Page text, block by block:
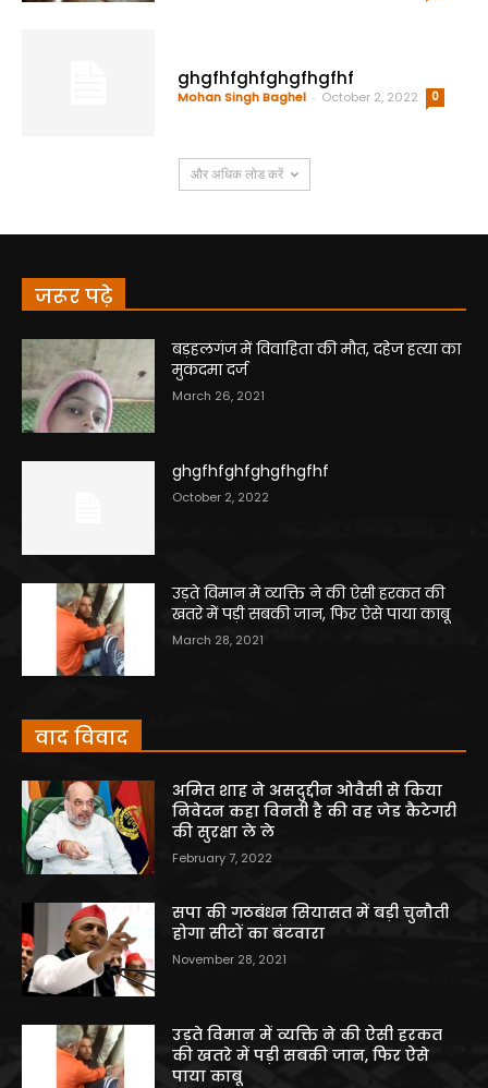
ghgfhfghfghgfhgfhf
Mohan Singh Baghel - October 2, 2022 0
और अधिक लोड करें
जरूर पढ़े
बड़हलगंज में विवाहिता की मौत, दहेज हत्या का
मुकदमा दर्ज
March 26, 2021
ghgfhfghfghgfhgfhf
October 2, 2022
उड़ते विमान में व्यक्ति ने की ऐसी हरकत की
खतरे में पड़ी सबकी जान, फिर ऐसे पाया काबू
March 28, 2021
वाद विवाद
अमित शाह ने असदुद्दीन ओवैसी से किया
निवेदन कहा विनती है की वह जेड कैटेगरी
की सुरक्षा ले ले
February 7, 2022
सपा की गठबंधन सियासत में बड़ी चुनौती
होगा सीटों का बंटवारा
November 28, 2021
उड़ते विमान में व्यक्ति ने की ऐसी हरकत
की खतरे में पड़ी सबकी जान, फिर ऐसे
पाया काबू